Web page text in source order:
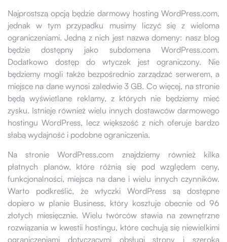
Najprostszą opcją będzie darmowy hosting WordPress.com,
jednak w tym przypadku musimy liczyć się z wieloma
ograniczeniami. Jedną z nich jest nazwa domeny: nasz blog
będzie dostępny jako subdomena WordPress.com.
Dodatkowo dostęp do wtyczek jest ograniczony. Nie
będziemy mogli także bezpośrednio zarządzać serwerem, a
miejsce na dane wynosi zaledwie 3 GB. Co więcej, na stronie
będą wyświetlane reklamy, z których nie będziemy mieć
zysku. Istnieje również wielu innych dostawców darmowego
hostingu WordPress, lecz większość z nich oferuje bardzo
słabą wydajność i podobne ograniczenia.
Na stronie WordPress.com znajdziemy również kilka
płatnych planów, które różnią się pod względem ceny,
funkcjonalności, miejsca na dane i wielu innych czynników.
Warto podkreślić, że wtyczki WordPress są dostępne
dopiero w planie Business, który kosztuje obecnie od 96
złotych miesięcznie. Wielu twórców stawia na zewnętrzne
rozwiązania w kwestii hostingu, które cechują się niewielkimi
ograniczeniami dotyczącymi obsługi strony i szeroką